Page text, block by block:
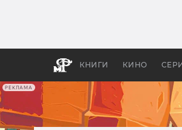
РЕКЛАМА
КНИГИ КИНО